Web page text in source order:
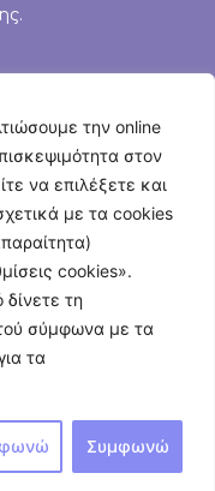
την online
στον
να επιλέξετε και
με τα cookies
cookies».
τη
σύμφωνα με τα
τα
Συμφωνώ